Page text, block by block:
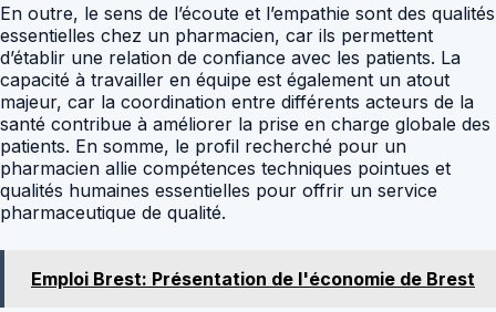
En outre, le sens de l’écoute et l’empathie sont des qualités
essentielles chez un pharmacien, car ils permettent
d’établir une relation de confiance avec les patients. La
capacité à travailler en équipe est également un atout
majeur, car la coordination entre différents acteurs de la
santé contribue à améliorer la prise en charge globale des
patients. En somme, le profil recherché pour un
pharmacien allie compétences techniques pointues et
qualités humaines essentielles pour offrir un service
pharmaceutique de qualité.
Emploi Brest: Présentation de l'économie de Brest